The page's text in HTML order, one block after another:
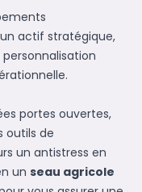
actif stratégique,
portes ouvertes,
outils de
un antistress en
un seau agricole